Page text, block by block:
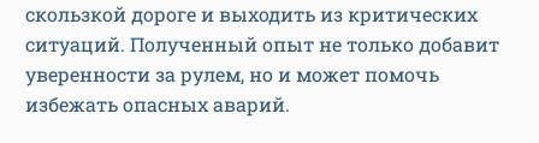
скользкой дороге и выходить из критических
ситуаций. Полученный опыт не только добавит
уверенности за рулем, но и может помочь
избежать опасных аварий.